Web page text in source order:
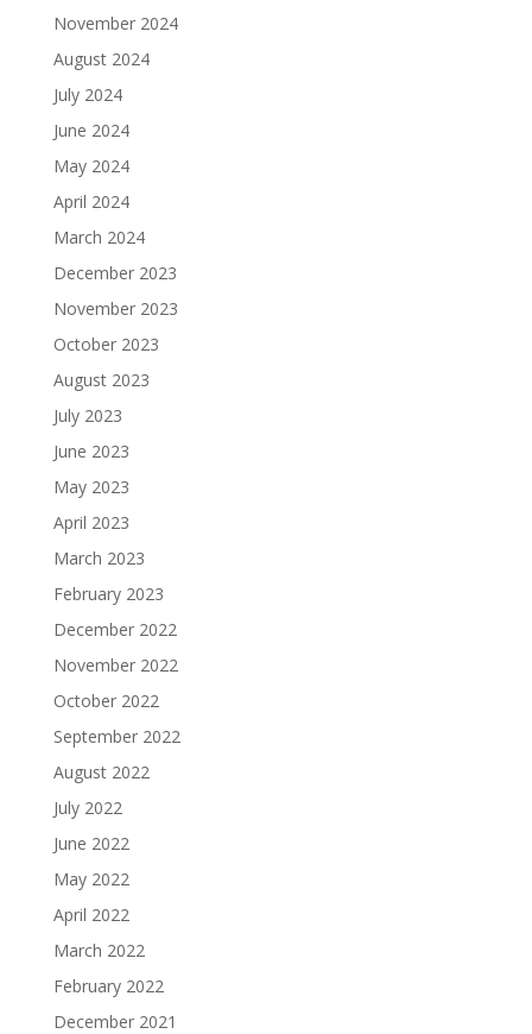
November 2024
August 2024
July 2024
June 2024
May 2024
April 2024
March 2024
December 2023
November 2023
October 2023
August 2023
July 2023
June 2023
May 2023
April 2023
March 2023
February 2023
December 2022
November 2022
October 2022
September 2022
August 2022
July 2022
June 2022
May 2022
April 2022
March 2022
February 2022
December 2021